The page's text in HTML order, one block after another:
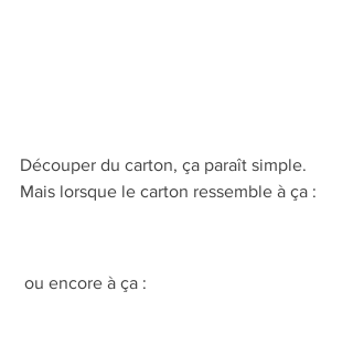
Découper du carton, ça paraît simple.
Mais lorsque le carton ressemble à ça :
ou encore à ça :